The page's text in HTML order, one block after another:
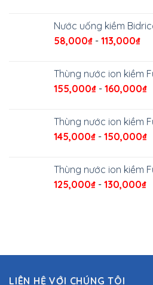
Nước uống kiềm
58,000₫ - 113,000₫
Thùng nước ion kiềm
155,000₫ - 160,000₫
Thùng nước ion kiềm
145,000₫ - 150,000₫
Thùng nước ion kiềm
125,000₫ - 130,000₫
LIÊN HỆ VỚI CHÚNG TÔI